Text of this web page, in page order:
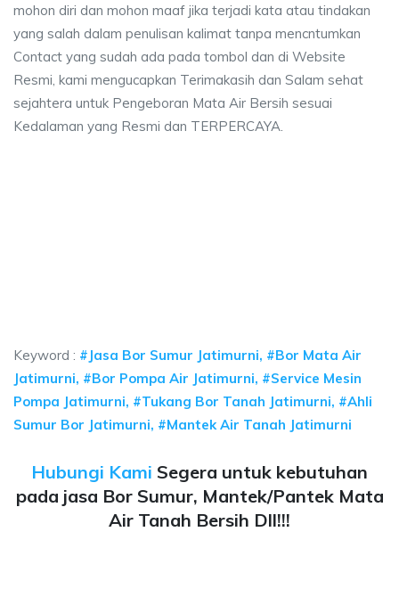
mohon diri dan mohon maaf jika terjadi kata atau tindakan
yang salah dalam penulisan kalimat tanpa mencntumkan
Contact yang sudah ada pada tombol dan di Website
Resmi, kami mengucapkan Terimakasih dan Salam sehat
sejahtera untuk Pengeboran Mata Air Bersih sesuai
Kedalaman yang Resmi dan TERPERCAYA.
Keyword : #Jasa Bor Sumur Jatimurni, #Bor Mata Air
Jatimurni, #Bor Pompa Air Jatimurni, #Service Mesin
Pompa Jatimurni, #Tukang Bor Tanah Jatimurni, #Ahli
Sumur Bor Jatimurni, #Mantek Air Tanah Jatimurni
Hubungi Kami Segera untuk kebutuhan
pada jasa Bor Sumur, Mantek/Pantek Mata
Air Tanah Bersih Dll!!!